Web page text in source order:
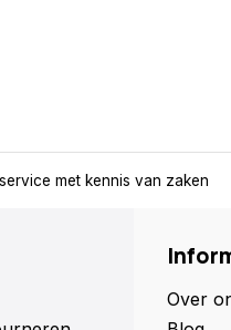
met kennis van zaken
Over